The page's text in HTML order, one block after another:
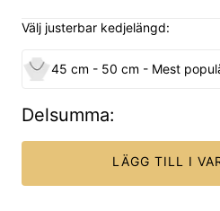
Välj justerbar kedjelängd:
45 cm - 50 cm - Mest
Delsumma:
LÄGG TILL I